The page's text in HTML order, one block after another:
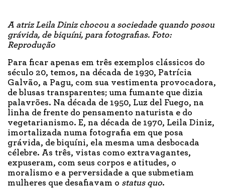
A atriz Leila Diniz chocou a sociedade quando posou
grávida, de biquíni, para fotografias. Foto:
Reprodução
Para ficar apenas em três exemplos clássicos do
século 20, temos, na década de 1930, Patrícia
Galvão, a Pagu, com sua vestimenta provocadora,
de blusas transparentes; uma fumante que dizia
palavrões. Na década de 1950, Luz del Fuego, na
linha de frente do pensamento naturista e do
vegetarianismo. E, na década de 1970, Leila Diniz,
imortalizada numa fotografia em que posa
grávida, de biquíni, ela mesma uma desbocada
célebre. As três, vistas como extravagantes,
expuseram, com seus corpos e atitudes, o
moralismo e a perversidade a que submetiam
mulheres que desafiavam o status quo.